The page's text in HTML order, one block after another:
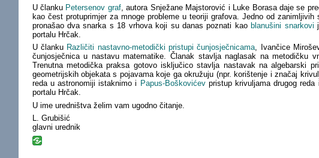
U članku Petersenov graf, autora Snježane Majstorović i Luke Borasa daje se
kao čest protuprimjer za mnoge probleme u teoriji grafova. Jedno od
pronašao dva snarka s 18 vrhova koji su danas poznati kaoblanušini snarkovi
portalu Hrčak.
U članku Različiti nastavno-metodički pristupi čunjosječnicama, Ivančice
čunjosječnica u nastavu matematike. Članak stavlja naglasak na metodičku
Trenutna metodička praksa gotovo isključico stavlja nastavak na algebarski
geometrijskih objekata s pojavama koje ga okružuju (npr. korištenje i značaj
reda u astronomiji istaknimo i Papus-Boškovićevpristup krivuljama drugog
portalu Hrčak.
U ime uredništva želim vam ugodno čitanje.
L. Grubišić
glavni urednik